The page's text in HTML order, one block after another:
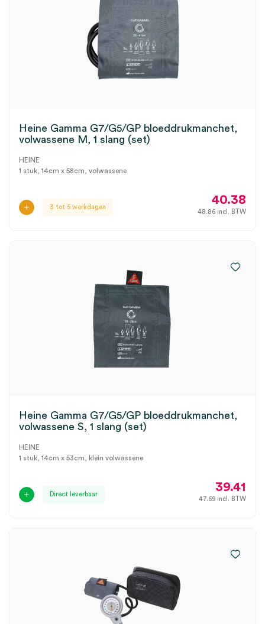
Heine Gamma G7/G5/GP bloeddrukmanchet,
volwassene M, 1 slang (set)
HEINE
1 stuk, 14cm x 58cm, volwassene
3 tot 5 werkdagen
40.38
48.86 incl. BTW
Heine Gamma G7/G5/GP bloeddrukmanchet,
volwassene S, 1 slang (set)
HEINE
1 stuk, 14cm x 53cm, klein volwassene
Direct leverbaar
39.41
47.69 incl. BTW